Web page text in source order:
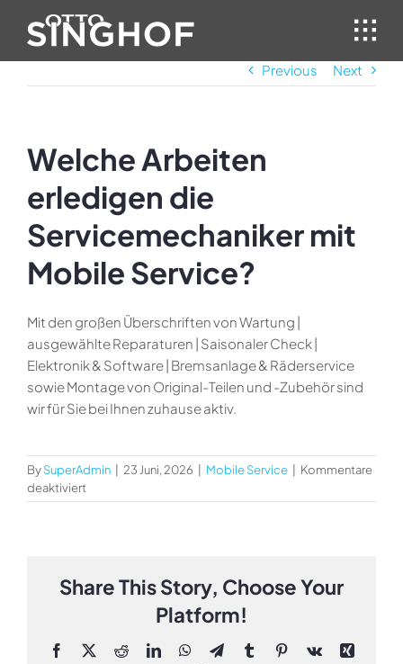
content
Previous
Next
Welche Arbeiten
erledigen die
Servicemechaniker mit
Mobile Service?
Mit den großen Überschriften von Wartung |
ausgewählte Reparaturen | Saisonaler Check |
Elektronik & Software | Bremsanlage & Räderservice
sowie Montage von Original-Teilen und -Zubehör sind
wir für Sie bei Ihnen zuhause aktiv.
BySuperAdmin 23 Juni, 2026 Mobile Service
Kommentare
deaktiviert
Welche
Servicemechaniker
mit
Share This Story, Choose Your
Platform!
Facebook
X RedditLinkedInWhatsApp
TelegramTumblrPinterest
Vk
Xing